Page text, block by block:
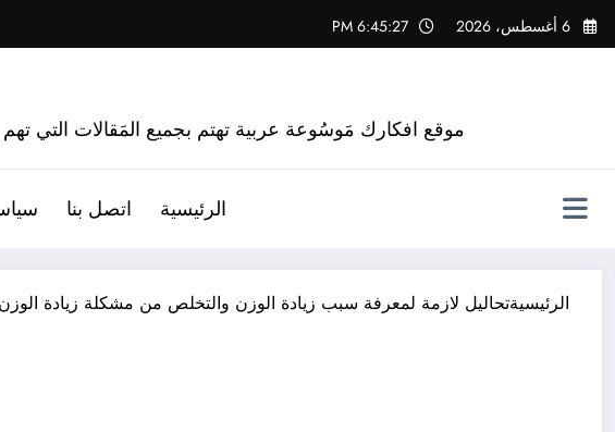
التجاوز
إلى
6 أغسطس، 2026 6:45:28 PM
موقع افكارك مَوسُوعة عربية تهتم بجميع المَقالات التي
الرئيسية اتصل بنا
الرئيسيةتحاليل لازمة لمعرفة سبب زيادة الوزن والتخلص من مشكلة زيادة الوزن